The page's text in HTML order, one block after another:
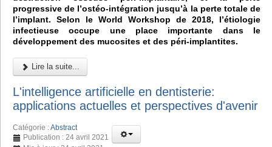
progressive de l’ostéo-intégration jusqu’à la perte totale de
l’implant. Selon le World Workshop de 2018, l’étiologie
infectieuse occupe une place importante dans le
développement des mucosites et des péri-implantites.
Lire la suite...
L'intelligence artificielle en dentisterie:
applications actuelles et perspectives d'avenir
Catégorie :Abstract
Publication : 24 avril 2021